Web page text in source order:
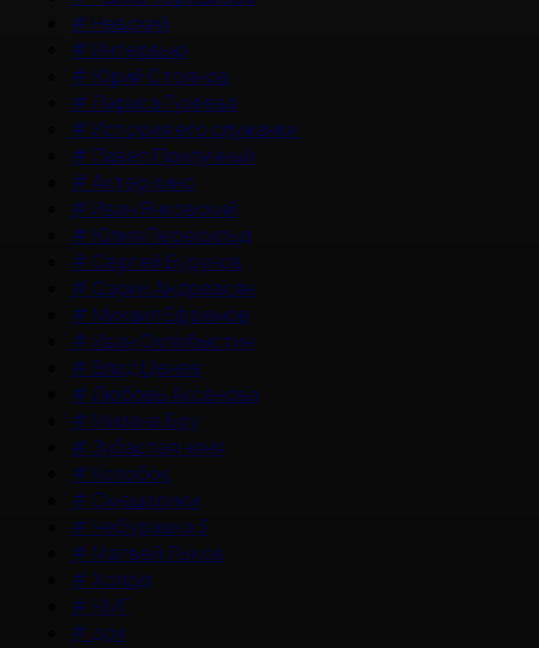
# Невский
# Интервью
# Юрий Стоянов
#Лариса Гузеева
# История его служанки
# Павел Прилучный
#Актер кино
# Иван Янковский
# Юлия Пересильд
# Сергей Бурунов
# Сарик Андреасян
# Михаил Ефремов
# Иван Охлобыстин
# Влад Ценев
#Любовь Аксенова
# Милана Бру
#Зубастая няня
# Колобок
# Смешарики
# Чебурашка 3
# Матвей Лыков
#Холод
# НМГ
# док